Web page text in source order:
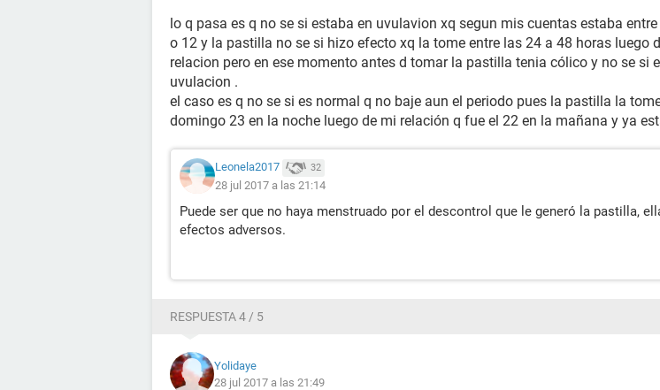
lo q pasa es q no se si estaba en uvulavion xq segun mis cuentas estaba
o 12 y la pastilla no se si hizo efecto xq la tome entre las 24 a 48 horas luego
relacion pero en ese momento antes d tomar la pastilla tenia cólico y no se si
uvulacion .
el caso es q no se si es normal q no baje aun el periodo pues la pastilla la
domingo 23 en la noche luego de mi relación q fue el 22 en la mañana y ya
Leonela2017 32
28 jul 2017 a las 21:14
Puede ser que no haya menstruado por el descontrol que le generó la pastilla,
efectos adversos.
RESPUESTA 4 / 5
Yolidaye
28 jul 2017 a las 21:49